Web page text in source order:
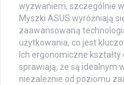
wyzwaniem, szczególnie
Myszki ASUS wyróżniają
zaawansowaną
użytkowania, co jest
Ich ergonomiczne
sprawiają, że są idealnym
niezależnie od poziomu